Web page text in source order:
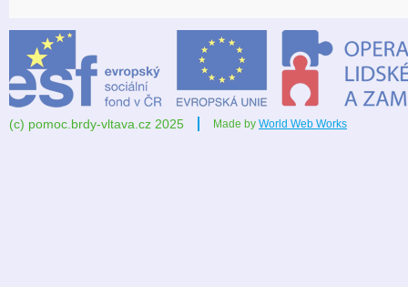
(c) pomoc.brdy-vltava.cz 2025 Made by World Web Works